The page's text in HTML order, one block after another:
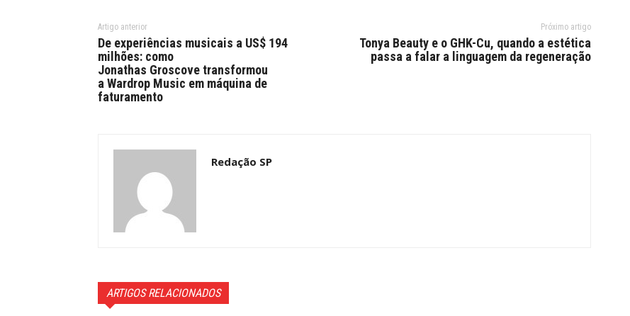
Artigo anterior
De experiências musicais a US$ 194
milhões: como
Jonathas Groscove transformou
a Wardrop Music em máquina de
faturamento
Próximo artigo
Tonya Beauty e o GHK-Cu, quando a estética
passa a falar a linguagem da regeneração
Redação SP
ARTIGOS RELACIONADOS